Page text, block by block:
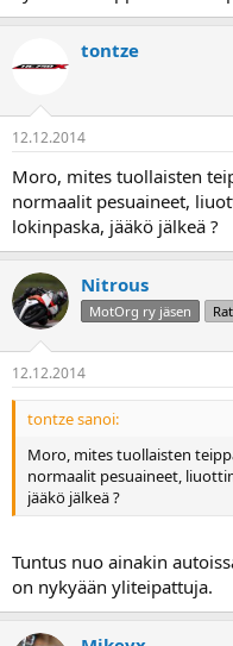
tontze
12.12.2014
Moro, mites tuollaisten
normaalit pesuaineet,
lokinpaska, jääkö jälkeä ?
Nitrous
MotOrg ry jäsen
12.12.2014
tontze sanoi:
Moro, mites tuollaisten
normaalit pesuaineet,
jääkö jälkeä ?
Tuntus nuo ainakin
on nykyään yliteipattuja.